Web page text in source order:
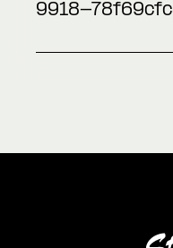
9918-